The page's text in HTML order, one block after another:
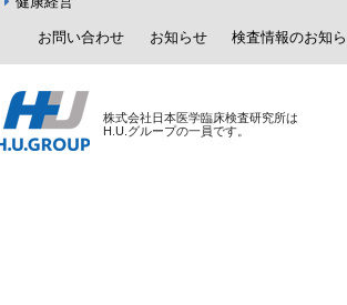
お問い合わせ お知らせ 検査情報のお知
株式会社日本医学臨床検査研究所は
H.U.グループの一員です。